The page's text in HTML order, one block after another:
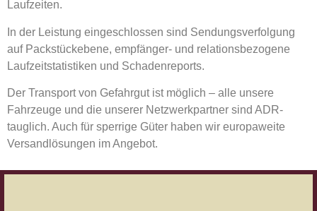
Laufzeiten.
In der Leistung eingeschlossen sind Sendungsverfolgung
auf Packstückebene, empfänger- und relationsbezogene
Laufzeitstatistiken und Schadenreports.
Der Transport von Gefahrgut ist möglich – alle unsere
Fahrzeuge und die unserer Netzwerkpartner sind ADR-
tauglich. Auch für sperrige Güter haben wir europaweite
Versandlösungen im Angebot.